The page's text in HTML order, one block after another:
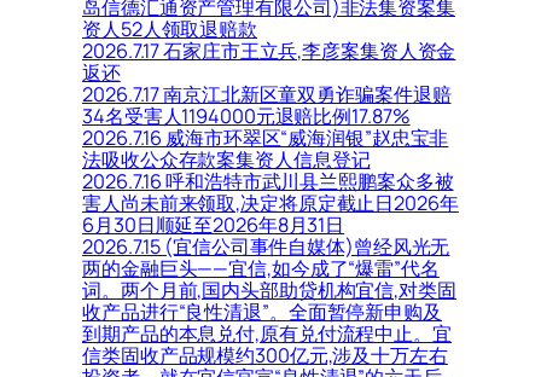
岛信德汇通资产管理有限公司)非法集资案集
资人52人领取退赔款
2026.7.17 石家庄市王立兵,李彦案集资人资金
返还
2026.7.17 南京江北新区童双勇诈骗案件退赔
34名受害人1194000元退赔比例17.87%
2026.7.16 威海市环翠区“威海润银”赵忠宝非
法吸收公众存款案集资人信息登记
2026.7.16 呼和浩特市武川县兰熙鹏案众多被
害人尚未前来领取,决定将原定截止日2026年
6月30日顺延至2026年8月31日
2026.7.15 (宜信公司事件自媒体)曾经风光无
两的金融巨头——宜信,如今成了“爆雷”代名
词。两个月前,国内头部助贷机构宜信,对类固
收产品进行“良性清退”。全面暂停新申购及
到期产品的本息兑付,原有兑付流程中止。宜
信类固收产品规模约300亿元,涉及十万左右